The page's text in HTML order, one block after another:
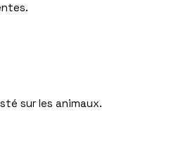
sur les animaux.